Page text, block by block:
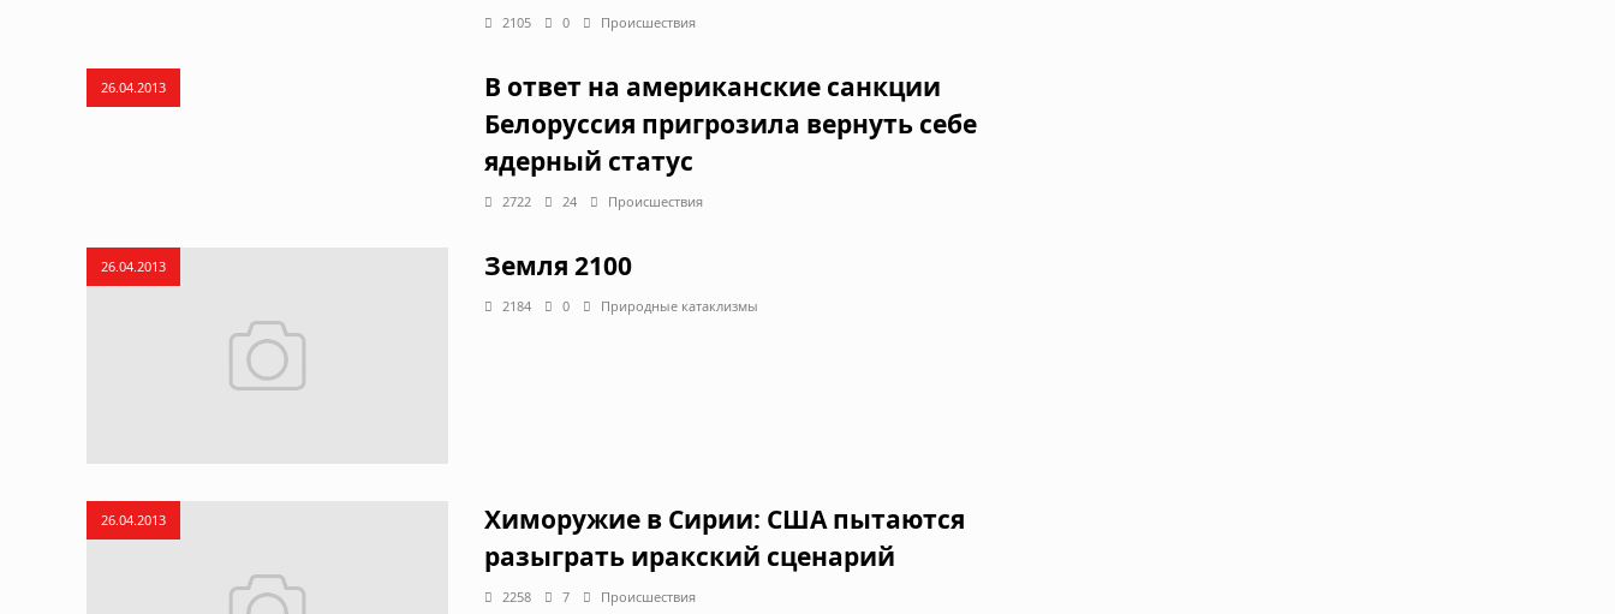
2105 0 Происшествия
26.04.2013
В ответ на американские санкции
Белоруссия пригрозила вернуть себе
ядерный статус
2722 24 Происшествия
26.04.2013 Земля 2100
2184 0 Природные катаклизмы
26.04.2013
Химоружие в Сирии: США пытаются
разыграть иракский сценарий
2258 7 Происшествия